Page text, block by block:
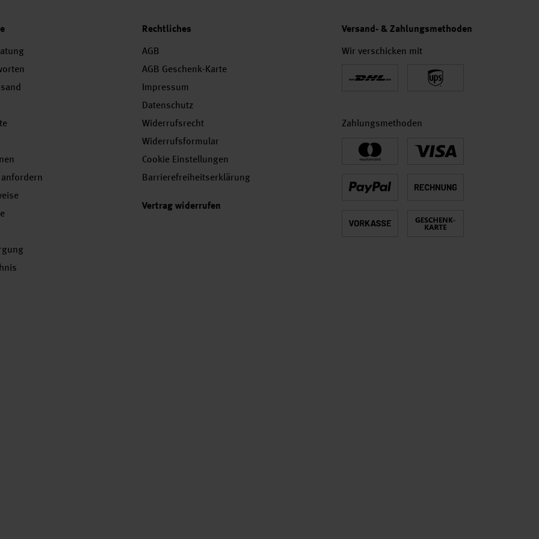
Rechtliches
AGB
AGB Geschenk-Karte
Impressum
Datenschutz
Widerrufsrecht
Widerrufsformular
Cookie Einstellungen
Barrierefreiheitserklärung
Vertrag widerrufen
Versand- & Zahlungsmethoden
Wir verschicken mit
Zahlungsmethoden